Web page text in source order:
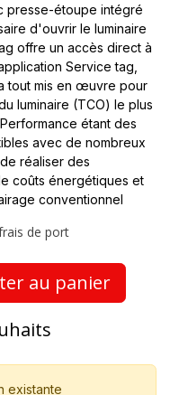
presse-étoupe intégré
d'ouvrir le luminaire
offre un accès direct à
Service tag,
tout mis en œuvre pour
luminaire (TCO) le plus
étant des
avec de nombreux
réaliser des
coûts énergétiques et
conventionnel
de port
au panier
existante